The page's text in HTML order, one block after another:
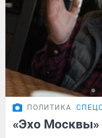
ПОЛИТИКА
«Эхо Москвы»